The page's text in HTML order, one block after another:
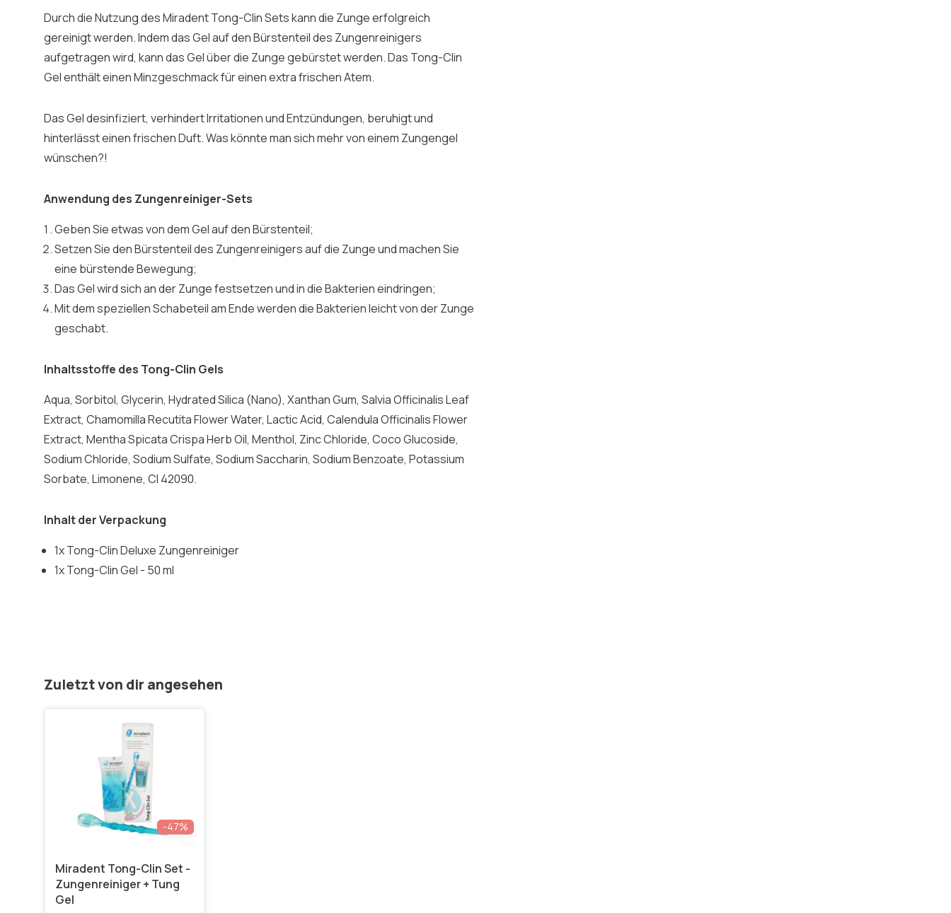
Durch die Nutzung des Miradent Tong-Clin Sets kann die Zunge erfolgreich
gereinigt werden. Indem das Gel auf den Bürstenteil des Zungenreinigers
aufgetragen wird, kann das Gel über die Zunge gebürstet werden. Das Tong-Clin
Gel enthält einen Minzgeschmack für einen extra frischen Atem.
Das Gel desinfiziert, verhindert Irritationen und Entzündungen, beruhigt und
hinterlässt einen frischen Duft. Was könnte man sich mehr von einem Zungengel
wünschen?!
Anwendung des Zungenreiniger-Sets
Geben Sie etwas von dem Gel auf den Bürstenteil;
Setzen Sie den Bürstenteil des Zungenreinigers auf die Zunge und machen Sie
eine bürstende Bewegung;
Das Gel wird sich an der Zunge festsetzen und in die Bakterien eindringen;
Mit dem speziellen Schabeteil am Ende werden die Bakterien leicht von der Zunge
geschabt.
Inhaltsstoffe des Tong-Clin Gels
Aqua, Sorbitol, Glycerin, Hydrated Silica (Nano), Xanthan Gum, Salvia Officinalis Leaf
Extract, Chamomilla Recutita Flower Water, Lactic Acid, Calendula Officinalis Flower
Extract, Mentha Spicata Crispa Herb Oil, Menthol, Zinc Chloride, Coco Glucoside,
Sodium Chloride, Sodium Sulfate, Sodium Saccharin, Sodium Benzoate, Potassium
Sorbate, Limonene, CI 42090.
Inhalt der Verpackung
1x Tong-Clin Deluxe Zungenreiniger
1x Tong-Clin Gel - 50 ml
Zuletzt von dir angesehen
-47%
Miradent Tong-Clin Set -
Zungenreiniger + Tung
Gel